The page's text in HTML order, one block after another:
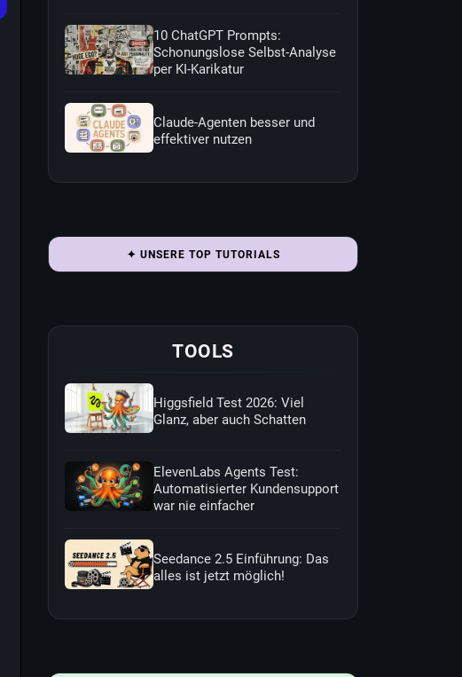
10 ChatGPT Prompts:
Schonungslose Selbst-Analyse
per KI-Karikatur
Claude-Agenten besser und
effektiver nutzen
✦ UNSERE TOP TUTORIALS
TOOLS
Higgsfield Test 2026: Viel
Glanz, aber auch Schatten
ElevenLabs Agents Test:
Automatisierter Kundensupport
war nie einfacher
Seedance 2.5 Einführung: Das
alles ist jetzt möglich!